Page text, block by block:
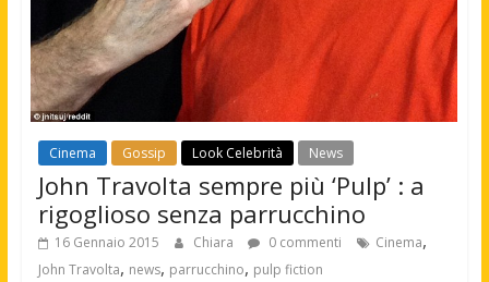
Cinema Gossip Look Celebrità News
John Travolta sempre più ‘Pulp’ : a
rigoglioso senza parrucchino
16 Gennaio 2015 Chiara 0 commenti Cinema,
John Travolta, news, parrucchino, pulp fiction